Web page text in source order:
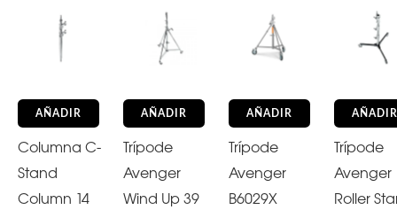
AÑADIR
Columna C-
Stand
Column 14
AÑADIR
Trípode
Avenger
Wind Up 39
AÑADIR
Trípode
Avenger
B6029X
AÑADIR
Trípode
Avenger
Roller